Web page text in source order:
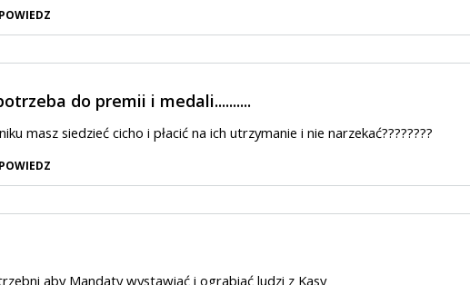
do premii i medali..........
masz siedzieć cicho i płacić na ich utrzymanie i nie narzekać????????
aby Mandaty wystawiać i ograbiać ludzi z Kasy